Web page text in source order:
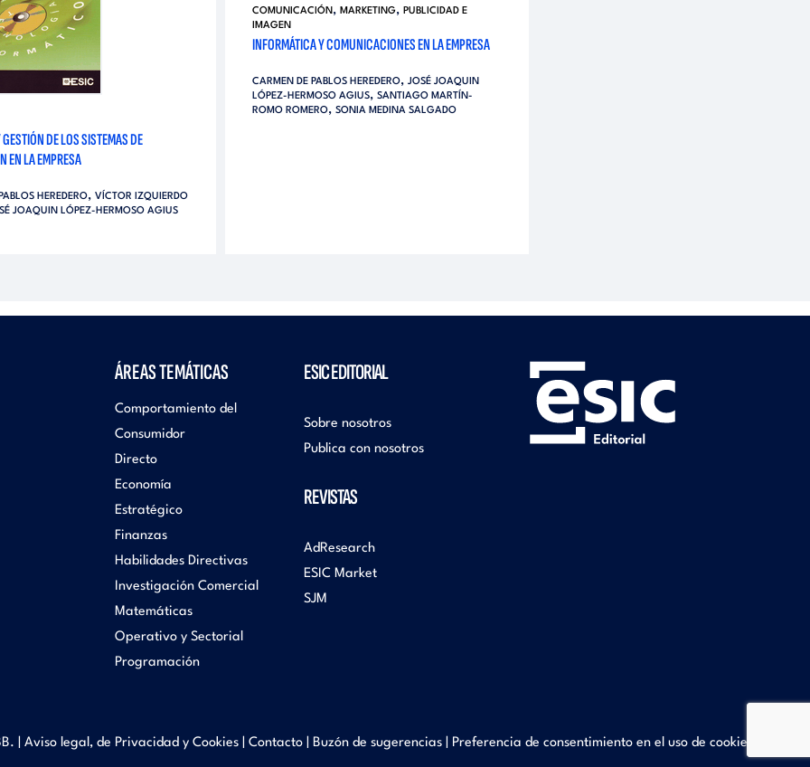
DE LOS SISTEMAS DE
EN LA EMPRESA
HEREDERO, VÍCTOR IZQUIERDO
JOAQUIN LÓPEZ-HERMOSO AGIUS
COMUNICACIÓN, MARKETING, PUBLICIDAD E
IMAGEN
INFORMÁTICA Y COMUNICACIONES EN LA EMPRESA
CARMEN DE PABLOS HEREDERO, JOSÉ JOAQUIN
LÓPEZ-HERMOSO AGIUS, SANTIAGO MARTÍN-
ROMO ROMERO, SONIA MEDINA SALGADO
ÁREAS TEMÁTICAS
Comportamiento del
Consumidor
Directo
Economía
Estratégico
Finanzas
Habilidades Directivas
Investigación Comercial
Matemáticas
Operativo y Sectorial
Programación
ESIC EDITORIAL
Sobre nosotros
Publica con nosotros
REVISTAS
AdResearch
ESIC Market
SJM
| Aviso legal, de Privacidad y Cookies Contacto Buzón de sugerencias Preferencia de consentimiento en el uso de cookies